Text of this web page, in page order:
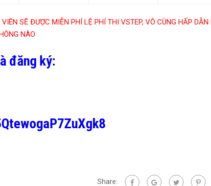
SẼ ĐƯỢC MIỄN PHÍ LỆ PHÍ THI VSTEP, VÔ CÙNG HẤP DẪN
NÀO
đăng ký:
Share: